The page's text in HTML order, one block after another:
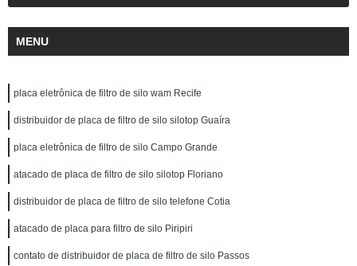
MENU
placa eletrônica de filtro de silo wam Recife
distribuidor de placa de filtro de silo silotop Guaíra
placa eletrônica de filtro de silo Campo Grande
atacado de placa de filtro de silo silotop Floriano
distribuidor de placa de filtro de silo telefone Cotia
atacado de placa para filtro de silo Piripiri
contato de distribuidor de placa de filtro de silo Passos